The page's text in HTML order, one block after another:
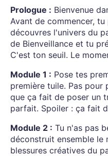
Prologue : Bienvenue
Avant de commencer, tu
découvres l'univers du
de Bienveillance et tu
C'est ton seuil. Le
Module 1 : Pose tes
première tuile. Pas
que ça fait de poser un
parfait. Spoiler : ça fait
Module 2 : Tu n'as pas
déconstruit ensemble le
blessures créatives du